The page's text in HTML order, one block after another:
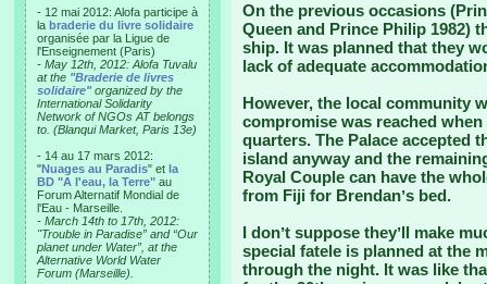
- 12 mai 2012: Alofa participe à
la braderie du livre solidaire
organisée par la Ligue de
l'Enseignement (Paris)
- May 12th, 2012: Alofa Tuvalu
at the "Braderie de livres
solidaire"organized by the
International Solidarity
Network of NGOs AT belongs
to. (Blanqui Market, Paris 13e)
- 14 au 17 mars 2012:
"Nuages au Paradis" et la
BD "A l'eau, la Terre" au
Forum Alternatif Mondial de
l'Eau - Marseille.
- March 14th to 17th, 2012:
"Trouble in Paradise” and “Our
planet under Water”, at the
Alternative World Water
Forum (Marseille).
On the previous occasions
Queen and Prince Philip 1982)
ship. It was planned that they
lack of adequate
However, the local community
compromise was reached
quarters. The Palace accepted
island anyway and the
Royal Couple can have the
from Fiji for Brendanʼs bed.
I donʼt suppose theyʼll make
special fatele is planned at the
through the night. It was like